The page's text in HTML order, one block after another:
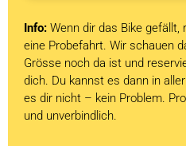
Info: Wenn dir das Bike
eine Probefahrt. Wir schauen
Grösse noch da ist und
dich. Du kannst es dann in
es dir nicht – kein Problem.
und unverbindlich.